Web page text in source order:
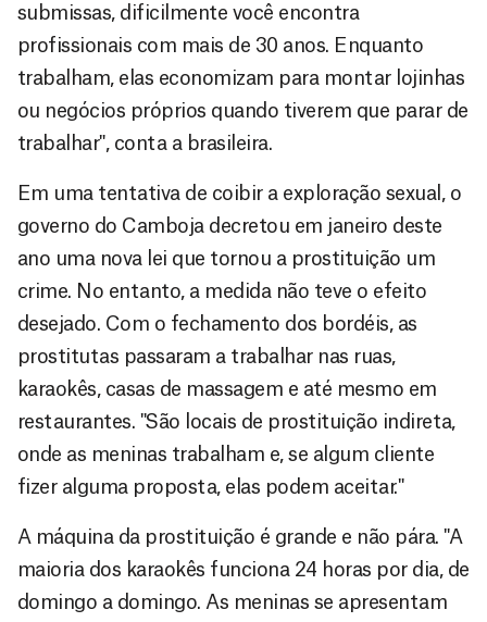
submissas, dificilmente você encontra
profissionais com mais de 30 anos. Enquanto
trabalham, elas economizam para montar lojinhas
ou negócios próprios quando tiverem que parar de
trabalhar", conta a brasileira.
Em uma tentativa de coibir a exploração sexual, o
governo do Camboja decretou em janeiro deste
ano uma nova lei que tornou a prostituição um
crime. No entanto, a medida não teve o efeito
desejado. Com o fechamento dos bordéis, as
prostitutas passaram a trabalhar nas ruas,
karaokês, casas de massagem e até mesmo em
restaurantes. "São locais de prostituição indireta,
onde as meninas trabalham e, se algum cliente
fizer alguma proposta, elas podem aceitar."
A máquina da prostituição é grande e não pára. "A
maioria dos karaokês funciona 24 horas por dia, de
domingo a domingo. As meninas se apresentam